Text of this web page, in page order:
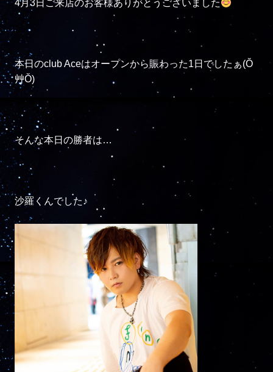
4月3日ご来店のお客様ありがとうございました
本日のclub Aceはオープンから賑わった1日でしたぁ(Ŏ
艸Ŏ)
そんな本日の勝者は…
沙羅くんでした♪